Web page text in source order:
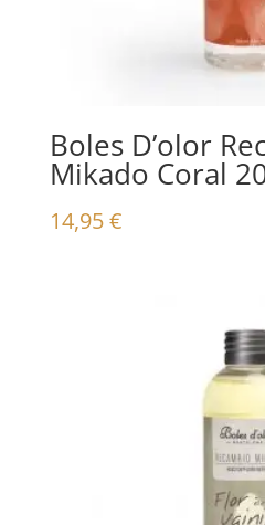
Boles D’olor
Mikado Coral
14,95€